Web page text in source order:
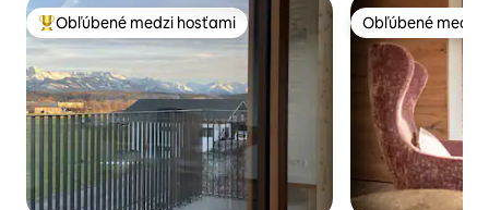
Najobľúbenejšie medzi hosťami
Obľúbené medzi hosťami Obľúbené medzi
Obľúbené medzi